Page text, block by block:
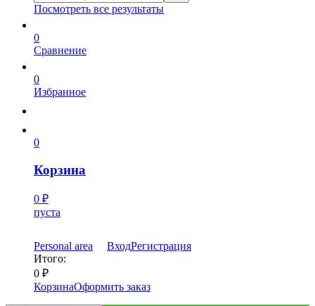
Посмотреть все результаты
0
Сравнение
0
Избранное
0
Корзина
0 ₽
пуста
Personal area ВходРегистрация
Итого:
0 ₽
КорзинаОформить заказ